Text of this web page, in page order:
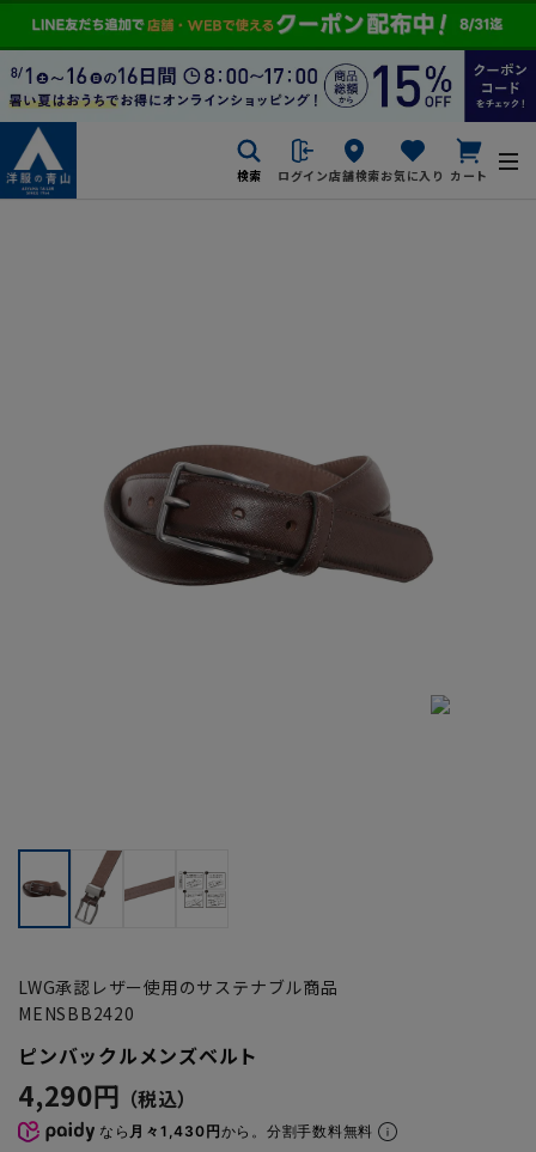
検索 ログイン店舗検索お気に入り カート
LWG承認レザー使用のサステナブル商品
MENSBB2420
ピンバックルメンズベルト
4,290円
なら 月々1,430円から。分割手数料無料